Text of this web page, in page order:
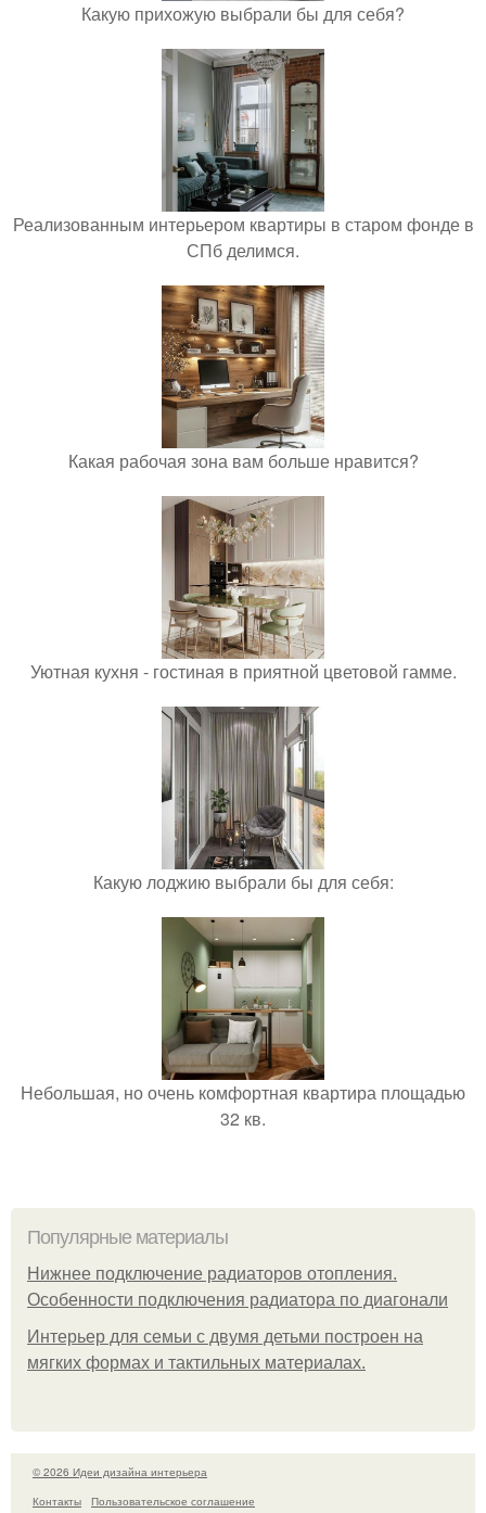
Какую прихожую выбрали бы для себя?
Реализованным интерьером квартиры в старом фонде в
СПб делимся.
Какая рабочая зона вам больше нравится?
Уютная кухня - гостиная в приятной цветовой гамме.
Какую лоджию выбрали бы для себя:
Небольшая, но очень комфортная квартира площадью
32 кв.
Популярные материалы
Нижнее подключение радиаторов отопления.
Особенности подключения радиатора по диагонали
Интерьер для семьи с двумя детьми построен на
мягких формах и тактильных материалах.
© 2026 Идеи дизайна интерьера
Контакты
Пользовательское соглашение